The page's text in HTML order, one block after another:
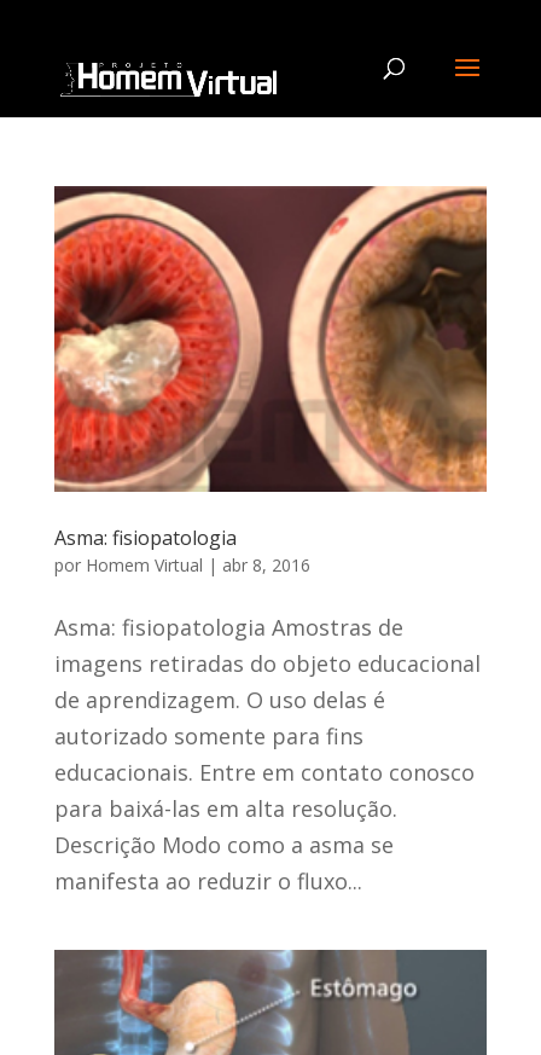
Asma: fisiopatologia
por Homem Virtual | abr 8, 2016
Asma: fisiopatologia Amostras de
imagens retiradas do objeto educacional
de aprendizagem. O uso delas é
autorizado somente para fins
educacionais. Entre em contato conosco
para baixá-las em alta resolução.
Descrição Modo como a asma se
manifesta ao reduzir o fluxo...